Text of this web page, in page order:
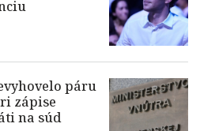
páru
zápise
na súd